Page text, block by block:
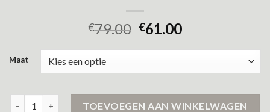
€79.00 €61.00
Maat
TOEVOEGEN AAN WINKELWAGEN